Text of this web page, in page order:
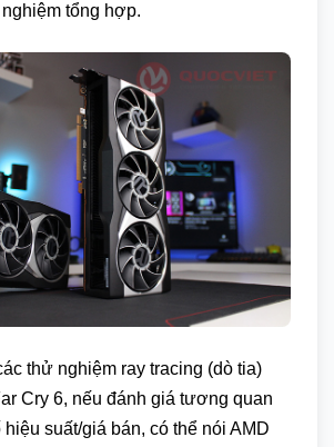
tổng hợp.
thử nghiệm ray tracing (dò tia)
Cry 6, nếu đánh giá tương quan
suất/giá bán, có thể nói AMD